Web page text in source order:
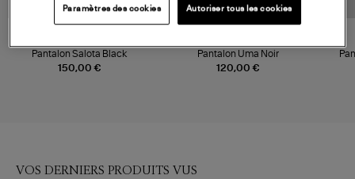
150,00 €
Pantalon Salota Black
120,00 €
Pantalon Uma Noir
VOS DERNIERS PRODUITS VUS
Paramètres des cookies Autoriser tous les cookies